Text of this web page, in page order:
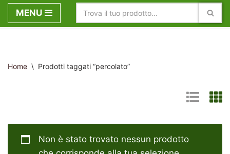
MENU
Home \ Prodotti taggati “percolato”
Non è stato trovato nessun prodotto